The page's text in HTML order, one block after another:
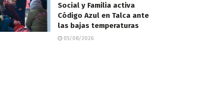
Social y Familia activa
Código Azul en Talca ante
las bajas temperaturas
05/08/2026